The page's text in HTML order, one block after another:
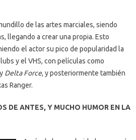
de las artes marciales, siendo
llegando a crear una propia. Esto
el actor su pico de popularidad la
y el VHS, con películas como
Delta Force, y posteriormente también
Ranger.
DE ANTES, Y MUCHO HUMOR EN LA